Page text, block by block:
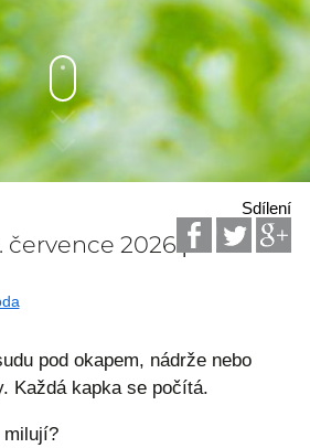
Sdílení
července 2026 |
pod okapem, nádrže nebo
Každá kapka se počítá.
milují?